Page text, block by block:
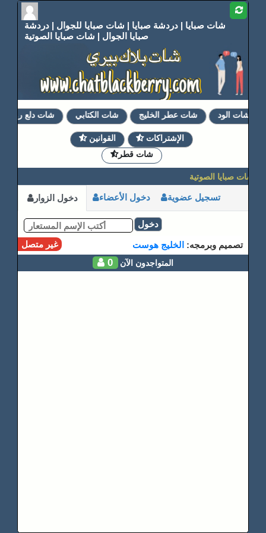
شات صبايا | دردشة صبايا | شات صبايا للجوال | دردشة
صبايا الجوال | شات صبايا الصوتية
شات دلع روحي شات الكتابي شات عطر الخليج شات الود
القوانين
الإشتراكات
شات قطر
| شات صبايا الصوتية
دخول الزوار دخول الأعضاء تسجيل عضوية
دخول
غير متصل
تصميم وبرمجه: الخليج هوست
0 المتواجدون الآن